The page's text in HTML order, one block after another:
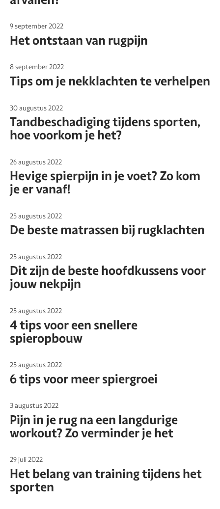
9 september 2022
Het ontstaan van rugpijn
8 september 2022
Tips om je nekklachten te verhelpen
30 augustus 2022
Tandbeschadiging tijdens sporten,
hoe voorkom je het?
26 augustus 2022
Hevige spierpijn in je voet? Zo kom
je er vanaf!
25 augustus 2022
De beste matrassen bij rugklachten
25 augustus 2022
Dit zijn de beste hoofdkussens voor
jouw nekpijn
25 augustus 2022
4 tips voor een snellere
spieropbouw
25 augustus 2022
6 tips voor meer spiergroei
3 augustus 2022
Pijn in je rug na een langdurige
workout? Zo verminder je het
29 juli 2022
Het belang van training tijdens het
sporten